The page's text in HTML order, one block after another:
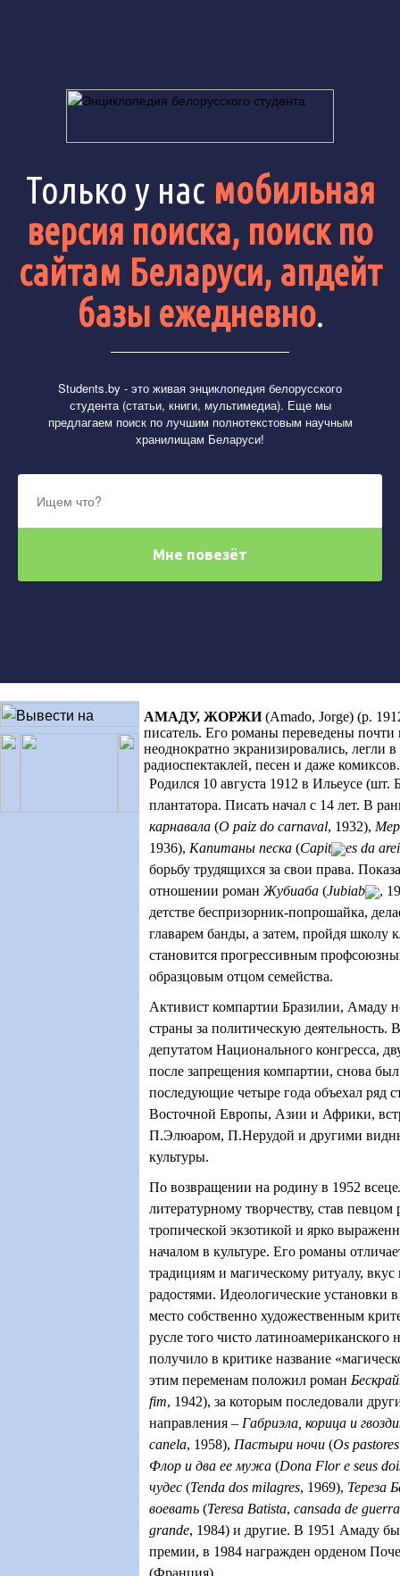
Только у нас мобильная
версия поиска, поиск по
сайтам Беларуси, апдейт
базы ежедневно.
Students.by - это живая энциклопедия белорусского
студента (статьи, книги, мультимедиа). Еще мы
предлагаем поиск по лучшим полнотекстовым научным
хранилищам Беларуси!
АМАДУ, ЖОРЖИ (Amado, Jorge) (р.
писатель. Его романы переведены почти
неоднократно экранизировались, легли
радиоспектаклей, песен и даже комиксов.
Родился 10 августа 1912 в Ильеусе (шт.
плантатора. Писать начал с 14 лет. В
карнавала (O paiz do carnaval, 1932),
1936), Капитаны песка (Capit
es da
борьбу трудящихся за свои права.
отношении роман Жубиаба (Jubiab ,
детстве беспризорник-попрошайка,
главарем банды, а затем, пройдя школу
становится прогрессивным
образцовым отцом семейства.
Активист компартии Бразилии, Амаду
страны за политическую деятельность.
депутатом Национального конгресса,
после запрещения компартии, снова
последующие четыре года объехал ряд
Восточной Европы, Азии и Африки,
П.Элюаром, П.Нерудой и другими
культуры.
По возвращении на родину в 1952
литературному творчеству, став
тропической экзотикой и ярко
началом в культуре. Его романы
традициям и магическому ритуалу,
радостями. Идеологические установки
место собственно художественным
русле того чисто латиноамериканского
получило в критике название
этим переменам положил роман
fim, 1942), за которым последовали
направления – Габриэла, корица и
canela, 1958), Пастыри ночи (Os pastores
Флор и два ее мужа (Dona Flor e seus
чудес (Tenda dos milagres, 1969), Тереза
воевать (Teresa Batista, cansada de guerra
grande, 1984) и другие. В 1951 Амаду
премии, в 1984 награжден орденом
(Франция).